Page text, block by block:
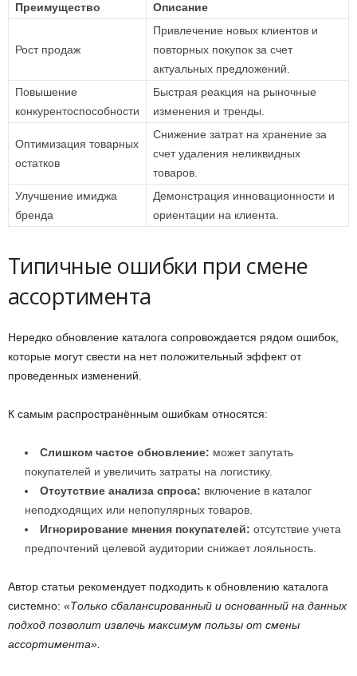
Преимущество Описание
Рост продаж
Привлечение новых клиентов и
повторных покупок за счет
актуальных предложений.
Повышение
конкурентоспособности
Быстрая реакция на рыночные
изменения и тренды.
Оптимизация товарных
остатков
Снижение затрат на хранение за
счет удаления неликвидных
товаров.
Улучшение имиджа
бренда
Демонстрация инновационности и
ориентации на клиента.
Типичные ошибки при смене
ассортимента
Нередко обновление каталога сопровождается рядом ошибок,
которые могут свести на нет положительный эффект от
проведенных изменений.
К самым распространённым ошибкам относятся:
Слишком частое обновление: может запутать
покупателей и увеличить затраты на логистику.
Отсутствие анализа спроса: включение в каталог
неподходящих или непопулярных товаров.
Игнорирование мнения покупателей: отсутствие учета
предпочтений целевой аудитории снижает лояльность.
Автор статьи рекомендует подходить к обновлению каталога
системно: «Только сбалансированный и основанный на данных
подход позволит извлечь максимум пользы от смены
ассортимента».